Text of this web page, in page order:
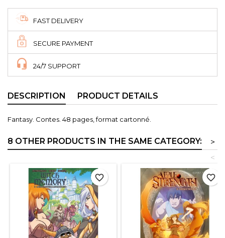
FAST DELIVERY
SECURE PAYMENT
24/7 SUPPORT
DESCRIPTION PRODUCT DETAILS
Fantasy. Contes. 48 pages, format cartonné.
8 OTHER PRODUCTS IN THE SAME CATEGORY:
>
<
favorite_border favorite_border